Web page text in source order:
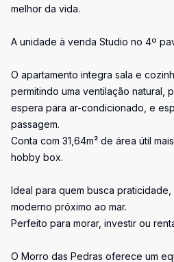
melhor da vida.
A unidade à venda Studio no 4º
O apartamento integra sala e
permitindo uma ventilação natural,
espera para ar-condicionado, e
passagem.
Conta com 31,64m² de área útil
hobby box.
Ideal para quem busca
moderno próximo ao mar.
Perfeito para morar, investir ou
O Morro das Pedras oferece um